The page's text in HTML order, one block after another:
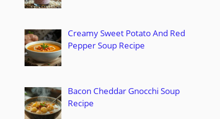
Creamy Sweet Potato And Red
Pepper Soup Recipe
Bacon Cheddar Gnocchi Soup
Recipe